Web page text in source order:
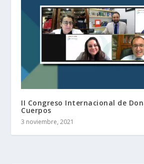
II Congreso Internacional de
Cuerpos
3 noviembre, 2021